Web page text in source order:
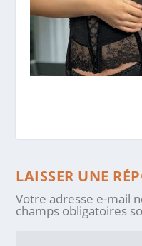
LAISSER UNE
Votre adresse e-mail
champs obligatoires